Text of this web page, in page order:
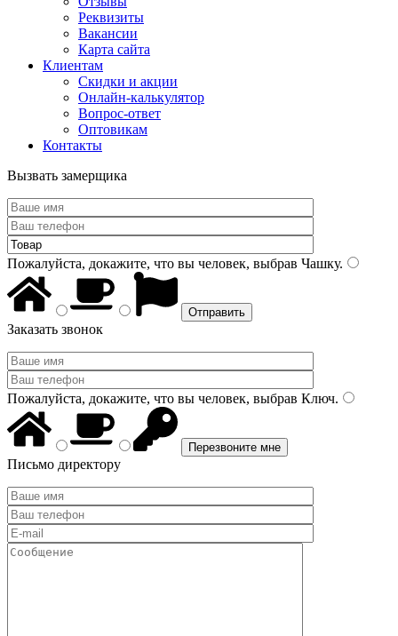
Реквизиты
Вакансии
Карта сайта
Клиентам
Скидки и акции
Онлайн-калькулятор
Вопрос-ответ
Оптовикам
Контакты
Вызвать замерщика
Пожалуйста, докажите, что вы человек, выбрав Чашку.
Заказать звонок
Пожалуйста, докажите, что вы человек, выбрав Ключ.
Письмо директору